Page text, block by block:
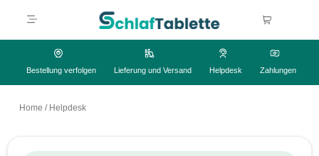
Bestellung verfolgen Lieferung und Versand Helpdesk Zahlungen
Home / Helpdesk